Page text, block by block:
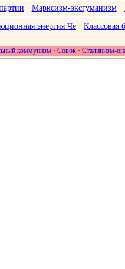
· Марксизм-эксгуманизм·
энергия Че · Классовая
коммунизм · Совок · Сталинизм-